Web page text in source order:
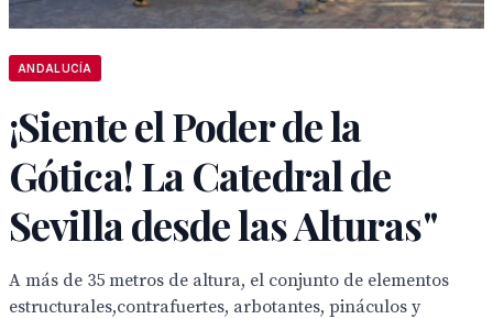
ANDALUCÍA
¡Siente el Poder de la
Gótica! La Catedral de
Sevilla desde las Alturas"
A más de 35 metros de altura, el conjunto de elementos
estructurales,contrafuertes, arbotantes, pináculos y